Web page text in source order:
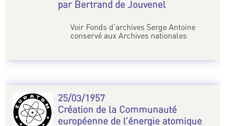
par Bertrand de Jouvenel
Voir Fonds d’archives Serge Antoine
conservé aux Archives nationales
25/03/1957
Création de la Communauté
européenne de l’énergie atomique